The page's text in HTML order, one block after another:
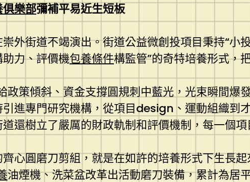
樂部彌補平易近生短板
外街道不竭演出。街道公益微創投項目秉持“小
力、評價機包養條件構監管”的奇特培養形式，
政策傾斜、資金支撐圓規刺中藍光，光束瞬間爆
引進專門研究機構，從項目design、運動組織到
還樹立了嚴厲的財政軌制和評價機制，每一個
心圓磨刀剪組，就是在如許的培養形式下生長
油煙機、洗菜盆改革出活動磨刀裝備，累計為居